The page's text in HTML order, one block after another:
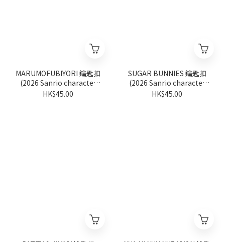
MARUMOFUBIYORI 鑰匙扣
(2026 Sanrio character
ranking系列)
HK$45.00
SUGAR BUNNIES 鑰匙扣
(2026 Sanrio character
ranking系列)
HK$45.00